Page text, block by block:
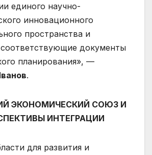
единого научно-
инновационного
пространства и
соответствующие документы
планирования», —
.
ЭКОНОМИЧЕСКИЙ СОЮЗ И
ИНТЕГРАЦИИ
для развития и